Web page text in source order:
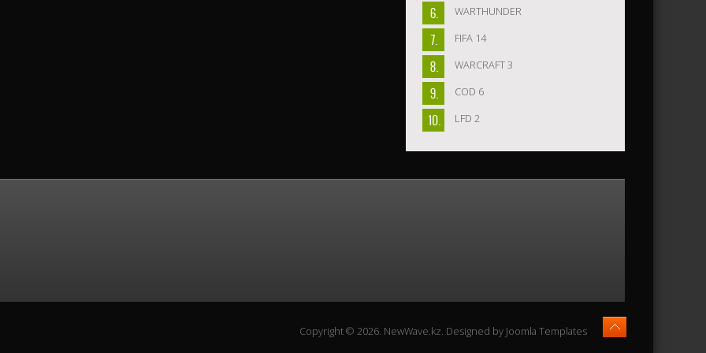
WARTHUNDER
FIFA 14
WARCRAFT 3
COD 6
LFD 2
Copyright © 2026. NewWave.kz. Designed by Joomla Templates